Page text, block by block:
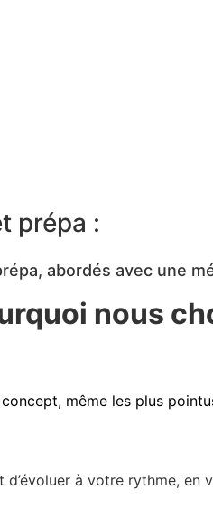
prépa :
abordés avec une
nous
même les plus
à votre rythme, en